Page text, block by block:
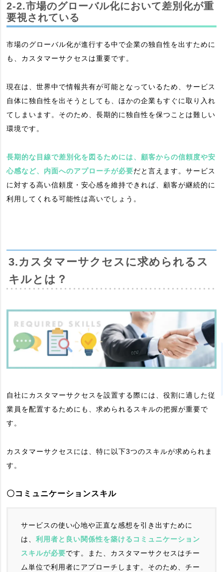
2-2.市場のグローバル化において差別化が重
要視されている
市場のグローバル化が進行する中で企業の独自性を出すために
も、カスタマーサクセスは重要です。
現在は、世界中で情報共有が可能となっているため、サービス
自体に独自性を出そうとしても、ほかの企業もすぐに取り入れ
てしまいます。そのため、長期的に独自性を保つことは難しい
環境です。
長期的な目線で差別化を図るためには、顧客からの信頼度や安
心感など、内面へのアプローチが必要だと言えます。サービス
に対する高い信頼度・安心感を維持できれば、顧客が継続的に
利用してくれる可能性は高いでしょう。
3.カスタマーサクセスに求められるス
キルとは？
自社にカスタマーサクセスを設置する際には、役割に適した従
業員を配置するためにも、求められるスキルの把握が重要で
す。
カスタマーサクセスには、特に以下3つのスキルが求められま
す。
〇コミュニケーションスキル
サービスの使い心地や正直な感想を引き出すために
は、利用者と良い関係性を築けるコミュニケーション
スキルが必要です。また、カスタマーサクセスはチー
ム単位で利用者にアプローチします。そのため、チー